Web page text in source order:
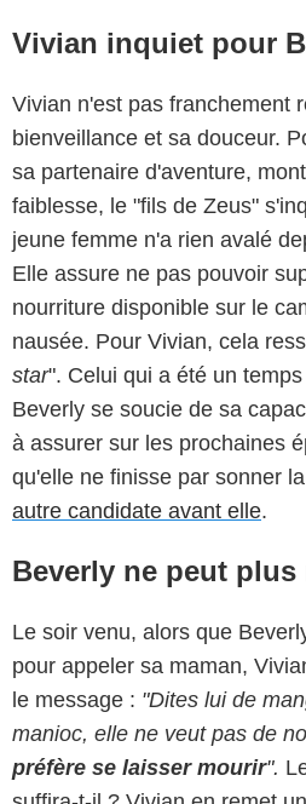
Vivian inquiet pour
Vivian n'est pas franchement
bienveillance et sa douceur.
sa partenaire d'aventure,
faiblesse, le "fils de Zeus"
jeune femme n'a rien avalé
Elle assure ne pas pouvoir
nourriture disponible sur le
nausée. Pour Vivian, cela
star". Celui qui a été un
Beverly se soucie de sa
à assurer sur les prochaines
qu'elle ne finisse par sonner
autre candidate avant elle.
Beverly ne peut plus
Le soir venu, alors que
pour appeler sa maman,
le message : "Dites lui de
manioc, elle ne veut pas de
préfère se laisser mourir".